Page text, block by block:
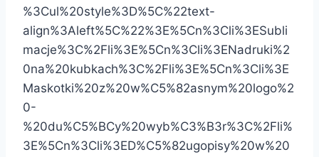
%3Cul%20style%3D%5C%22text-
align%3Aleft%5C%22%3E%5Cn%3Cli%3ESubli
macje%3C%2Fli%3E%5Cn%3Cli%3ENadruki%2
0na%20kubkach%3C%2Fli%3E%5Cn%3Cli%3E
Maskotki%20z%20w%C5%82asnym%20logo%2
0-
%20du%C5%BCy%20wyb%C3%B3r%3C%2Fli%
3E%5Cn%3Cli%3ED%C5%82ugopisy%20w%20